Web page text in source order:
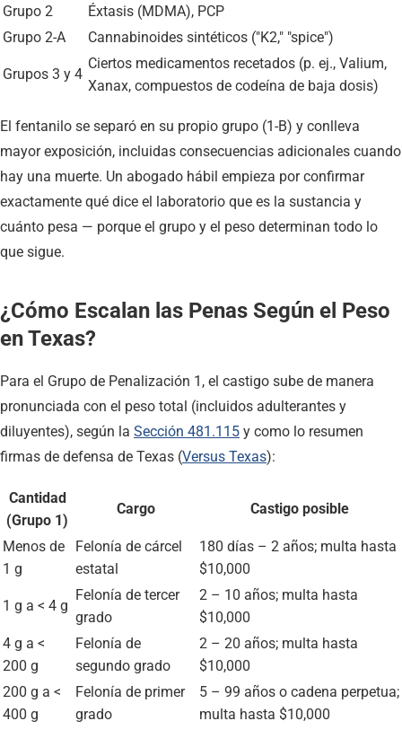
Grupo 2
Éxtasis (MDMA), PCP
Grupo 2-A
Cannabinoides sintéticos ("K2," "spice")
Grupos 3 y 4
Ciertos medicamentos recetados (p. ej., Valium,
Xanax, compuestos de codeína de baja dosis)
El fentanilo se separó en su propio grupo (1-B) y conlleva
mayor exposición, incluidas consecuencias adicionales cuando
hay una muerte. Un abogado hábil empieza por confirmar
exactamente qué dice el laboratorio que es la sustancia y
cuánto pesa — porque el grupo y el peso determinan todo lo
que sigue.
¿Cómo Escalan las Penas Según el Peso
en Texas?
Para el Grupo de Penalización 1, el castigo sube de manera
pronunciada con el peso total (incluidos adulterantes y
diluyentes), según la Sección 481.115 y como lo resumen
firmas de defensa de Texas (Versus Texas):
Cantidad
(Grupo 1)
Cargo Castigo posible
Menos de
1 g
Felonía de cárcel
estatal
180 días – 2 años; multa hasta
$10,000
1 g a < 4 g
Felonía de tercer
grado
2 – 10 años; multa hasta
$10,000
4 g a <
200 g
Felonía de
segundo grado
2 – 20 años; multa hasta
$10,000
200 g a <
400 g
Felonía de primer
grado
5 – 99 años o cadena perpetua;
multa hasta $10,000